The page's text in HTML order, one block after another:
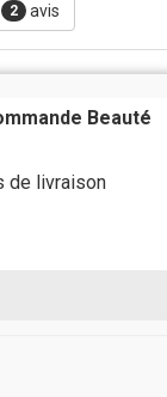
2 avis
Beauté
de livraison